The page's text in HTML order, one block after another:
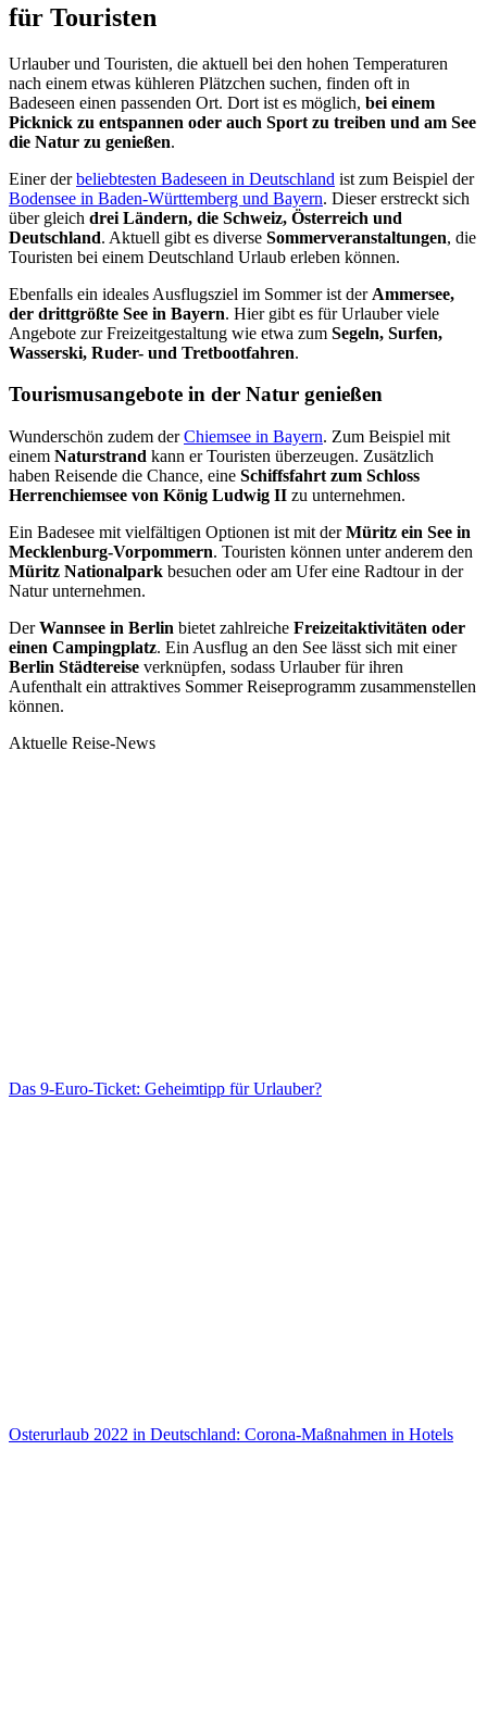
für Touristen
Urlauber und Touristen, die aktuell bei den hohen Temperaturen
nach einem etwas kühleren Plätzchen suchen, finden oft in
Badeseen einen passenden Ort. Dort ist es möglich, bei einem
Picknick zu entspannen oder auch Sport zu treiben und am See
die Natur zu genießen.
Einer derbeliebtesten Badeseen in Deutschland ist zum Beispiel der
Bodensee in Baden-Württemberg und Bayern. Dieser erstreckt sich
über gleich drei Ländern, die Schweiz, Österreich und
Deutschland. Aktuell gibt es diverse Sommerveranstaltungen, die
Touristen bei einem Deutschland Urlaub erleben können.
Ebenfalls ein ideales Ausflugsziel im Sommer ist der Ammersee,
der drittgrößte See in Bayern. Hier gibt es für Urlauber viele
Angebote zur Freizeitgestaltung wie etwa zum Segeln, Surfen,
Wasserski, Ruder- und Tretbootfahren.
Tourismusangebote in der Natur genießen
Wunderschön zudem derChiemsee in Bayern. Zum Beispiel mit
einem Naturstrand kann er Touristen überzeugen. Zusätzlich
haben Reisende die Chance, eine Schiffsfahrt zum Schloss
Herrenchiemsee von König Ludwig II zu unternehmen.
Ein Badesee mit vielfältigen Optionen ist mit derMüritz ein See in
Mecklenburg-Vorpommern. Touristen können unter anderem den
Müritz Nationalpark besuchen oder am Ufer eine Radtour in der
Natur unternehmen.
DerWannsee in Berlin bietet zahlreiche Freizeitaktivitäten oder
einen Campingplatz. Ein Ausflug an den See lässt sich mit einer
Berlin Städtereise verknüpfen, sodass Urlauber für ihren
Aufenthalt ein attraktives Sommer Reiseprogramm zusammenstellen
können.
Aktuelle Reise-News
Das 9-Euro-Ticket: Geheimtipp für Urlauber?
Osterurlaub 2022 in Deutschland: Corona-Maßnahmen in Hotels